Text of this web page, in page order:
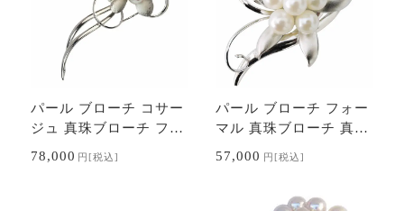
パール ブローチ コサー
ジュ 真珠ブローチ フォ
ーマルブローチ 本真珠
78,000 円[税込]
パール ブローチ フォー
マル 真珠ブローチ 真珠
あこや アコヤ 本真珠 花
57,000 円[税込]